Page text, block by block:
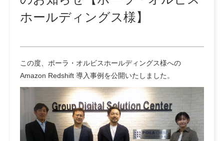
ホールディングス様】
この度、ポーラ・オルビスホールディングス様への
Amazon Redshift 導入事例を公開いたしました。